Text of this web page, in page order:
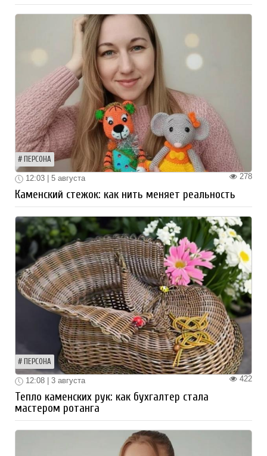
ПЕРСОНА
278
12:03 | 5 августа
Каменский стежок: как нить меняет реальность
ПЕРСОНА
422
12:08 | 3 августа
Тепло каменских рук: как бухгалтер стала
мастером ротанга